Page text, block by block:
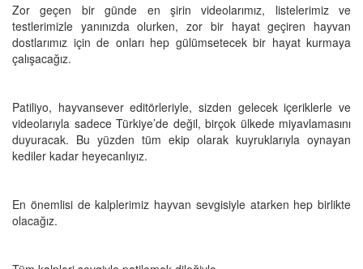
Zor geçen bir günde en şirin videolarımız, listelerimiz ve
testlerimizle yanınızda olurken, zor bir hayat geçiren hayvan
dostlarımız için de onları hep gülümsetecek bir hayat kurmaya
çalışacağız.
Patiliyo, hayvansever editörleriyle, sizden gelecek içeriklerle ve
videolarıyla sadece Türkiye’de değil, birçok ülkede miyavlamasını
duyuracak. Bu yüzden tüm ekip olarak kuyruklarıyla oynayan
kediler kadar heyecanlıyız.
En önemlisi de kalplerimiz hayvan sevgisiyle atarken hep birlikte
olacağız.